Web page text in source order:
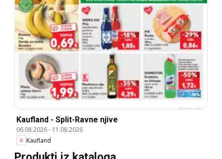
Kaufland - Split-Ravne njive
06.08.2026- 11.08.2026
Kaufland